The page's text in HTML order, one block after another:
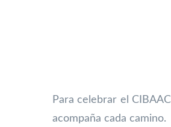
Para celebrar el
acompaña cada camino.